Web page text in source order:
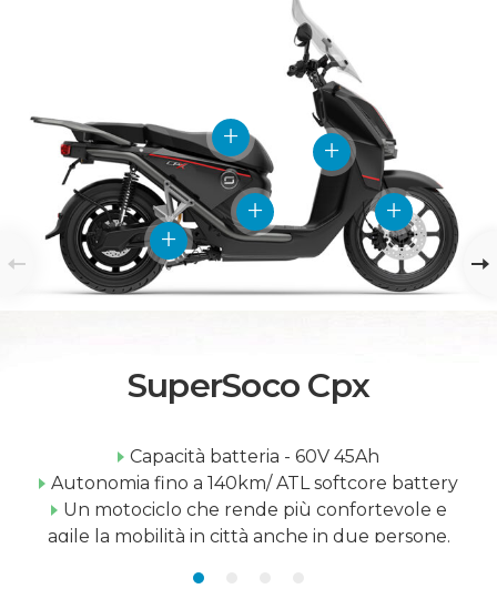
SuperSoco Cpx
Capacità batteria - 60V 45Ah
Autonomia fino a 140km/ ATL softcore battery
Un motociclo che rende più confortevole e
agile la mobilità in città anche in due persone.